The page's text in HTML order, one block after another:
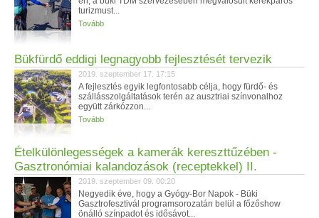
turizmust...
Tovább
Bükfürdő eddigi legnagyobb fejlesztését tervezik
2019. szeptember 17. 17:15
A fejlesztés egyik legfontosabb célja, hogy fürdő- és
szállásszolgáltatások terén az ausztriai színvonalhoz
együtt zárkózzon...
Tovább
Ételkülönlegességek a kamerák kereszttűzében -
Gasztronómiai kalandozások (receptekkel) II.
2019. szeptember 09. 00:20
Negyedik éve, hogy a Gyógy-Bor Napok - Büki
Gasztrofesztivál programsorozatán belül a főzőshow
önálló színpadot és idősávot...